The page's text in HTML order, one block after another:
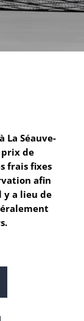
Séauve-
de
frais fixes
afin
y a lieu de